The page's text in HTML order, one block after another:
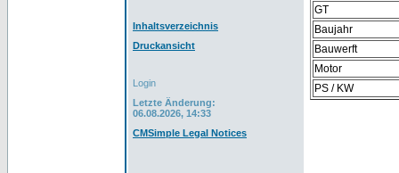
Inhaltsverzeichnis
Druckansicht
Login
Letzte Änderung:
06.08.2026, 14:33
CMSimple Legal Notices
GT
Baujahr
Bauwerft
Motor
PS / KW